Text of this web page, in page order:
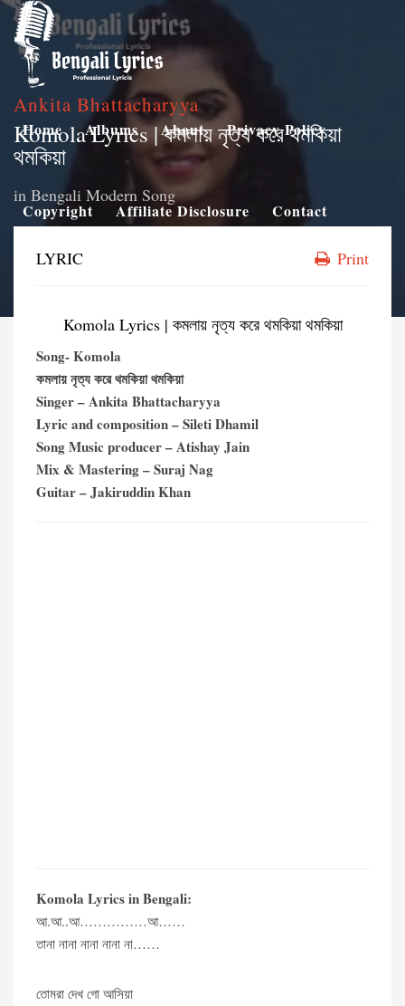
Home Albums About Privacy Policy
Copyright Affiliate Disclosure Contact
Ankita Bhattacharyya
Komola Lyrics | কমলায় নৃত্য করে থমকিয়া
থমকিয়া
in Bengali Modern Song
LYRIC Print
Komola Lyrics | কমলায় নৃত্য করে থমকিয়া থমকিয়া
Song- Komola
কমলায় নৃত্য করে থমকিয়া থমকিয়া
Singer – Ankita Bhattacharyya
Lyric and composition – Sileti Dhamil
Song Music producer – Atishay Jain
Mix & Mastering – Suraj Nag
Guitar – Jakiruddin Khan
Komola Lyrics in Bengali:
আ.আ..আ……………আ……
তানা নানা নানা নানা না……
তোমরা দেখ গো আসিয়া